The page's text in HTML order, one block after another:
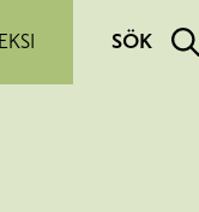
SÖK